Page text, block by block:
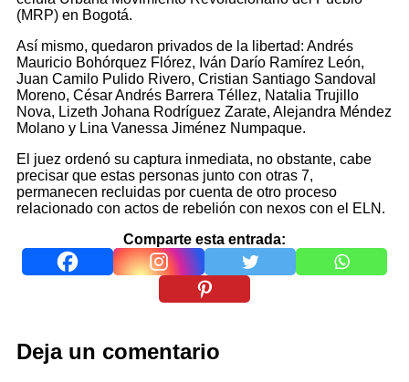
(MRP) en Bogotá.
Así mismo, quedaron privados de la libertad: Andrés
Mauricio Bohórquez Flórez, Iván Darío Ramírez León,
Juan Camilo Pulido Rivero, Cristian Santiago Sandoval
Moreno, César Andrés Barrera Téllez, Natalia Trujillo
Nova, Lizeth Johana Rodríguez Zarate, Alejandra Méndez
Molano y Lina Vanessa Jiménez Numpaque.
El juez ordenó su captura inmediata, no obstante, cabe
precisar que estas personas junto con otras 7,
permanecen recluidas por cuenta de otro proceso
relacionado con actos de rebelión con nexos con el ELN.
Comparte esta entrada:
Deja un comentario